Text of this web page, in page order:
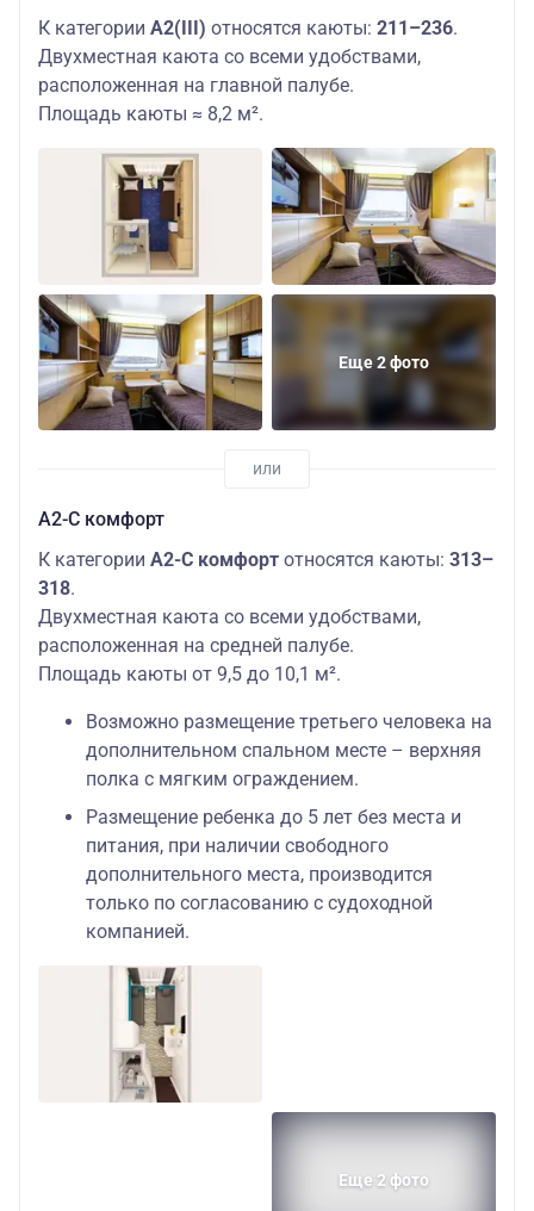
К категории А2(III) относятся каюты: 211–236.
Двухместная каюта со всеми удобствами,
расположенная на главной палубе.
Площадь каюты ≈ 8,2 м².
Еще 2 фото
А2-С комфорт
К категории А2-С комфорт относятся каюты: 313–
318.
Двухместная каюта со всеми удобствами,
расположенная на средней палубе.
Площадь каюты от 9,5 до 10,1 м².
Возможно размещение третьего человека на
дополнительном спальном месте – верхняя
полка с мягким ограждением.
Размещение ребенка до 5 лет без места и
питания, при наличии свободного
дополнительного места, производится
только по согласованию с судоходной
компанией.
Еще 2 фото